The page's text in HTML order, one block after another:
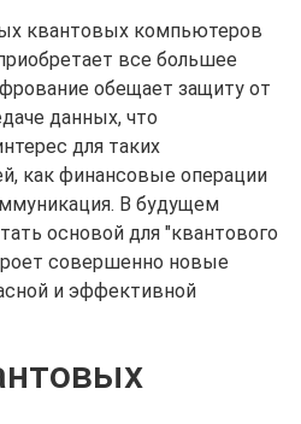
квантовых компьютеров
все большее
обещает защиту от
данных, что
для таких
как финансовые операции
В будущем
основой для "квантового
совершенно новые
и эффективной